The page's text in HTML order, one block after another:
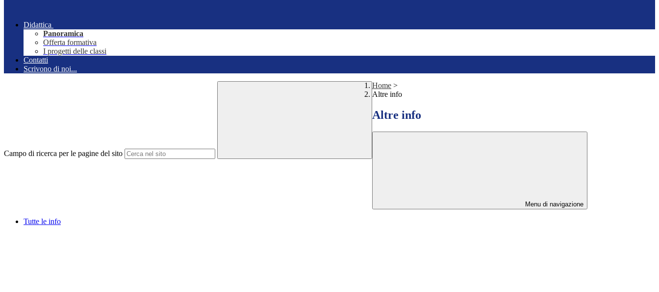
Didattica
Panoramica
Offerta formativa
I progetti delle classi
Contatti
Scrivono di noi...
Campo di ricerca per le pagine del sito
Home >
Altre info
Altre info
Menu di navigazione
Tutte le info